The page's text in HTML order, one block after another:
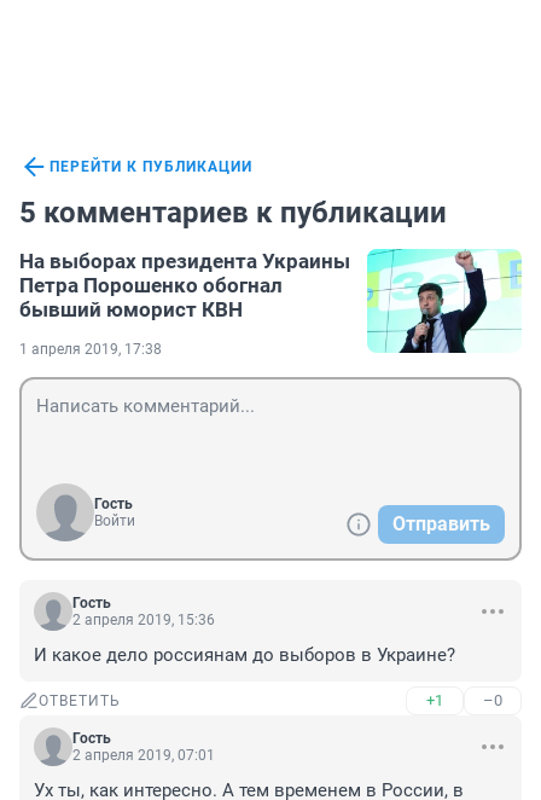
ПЕРЕЙТИ К ПУБЛИКАЦИИ
5 комментариев к публикации
На выборах президента Украины
Петра Порошенко обогнал
бывший юморист КВН
1 апреля 2019, 17:38
Гость
Войти
Отправить
Гость
2 апреля 2019, 15:36
И какое дело россиянам до выборов в Украине?
ОТВЕТИТЬ +1 –0
Гость
2 апреля 2019, 07:01
Ух ты, как интересно. А тем временем в России, в